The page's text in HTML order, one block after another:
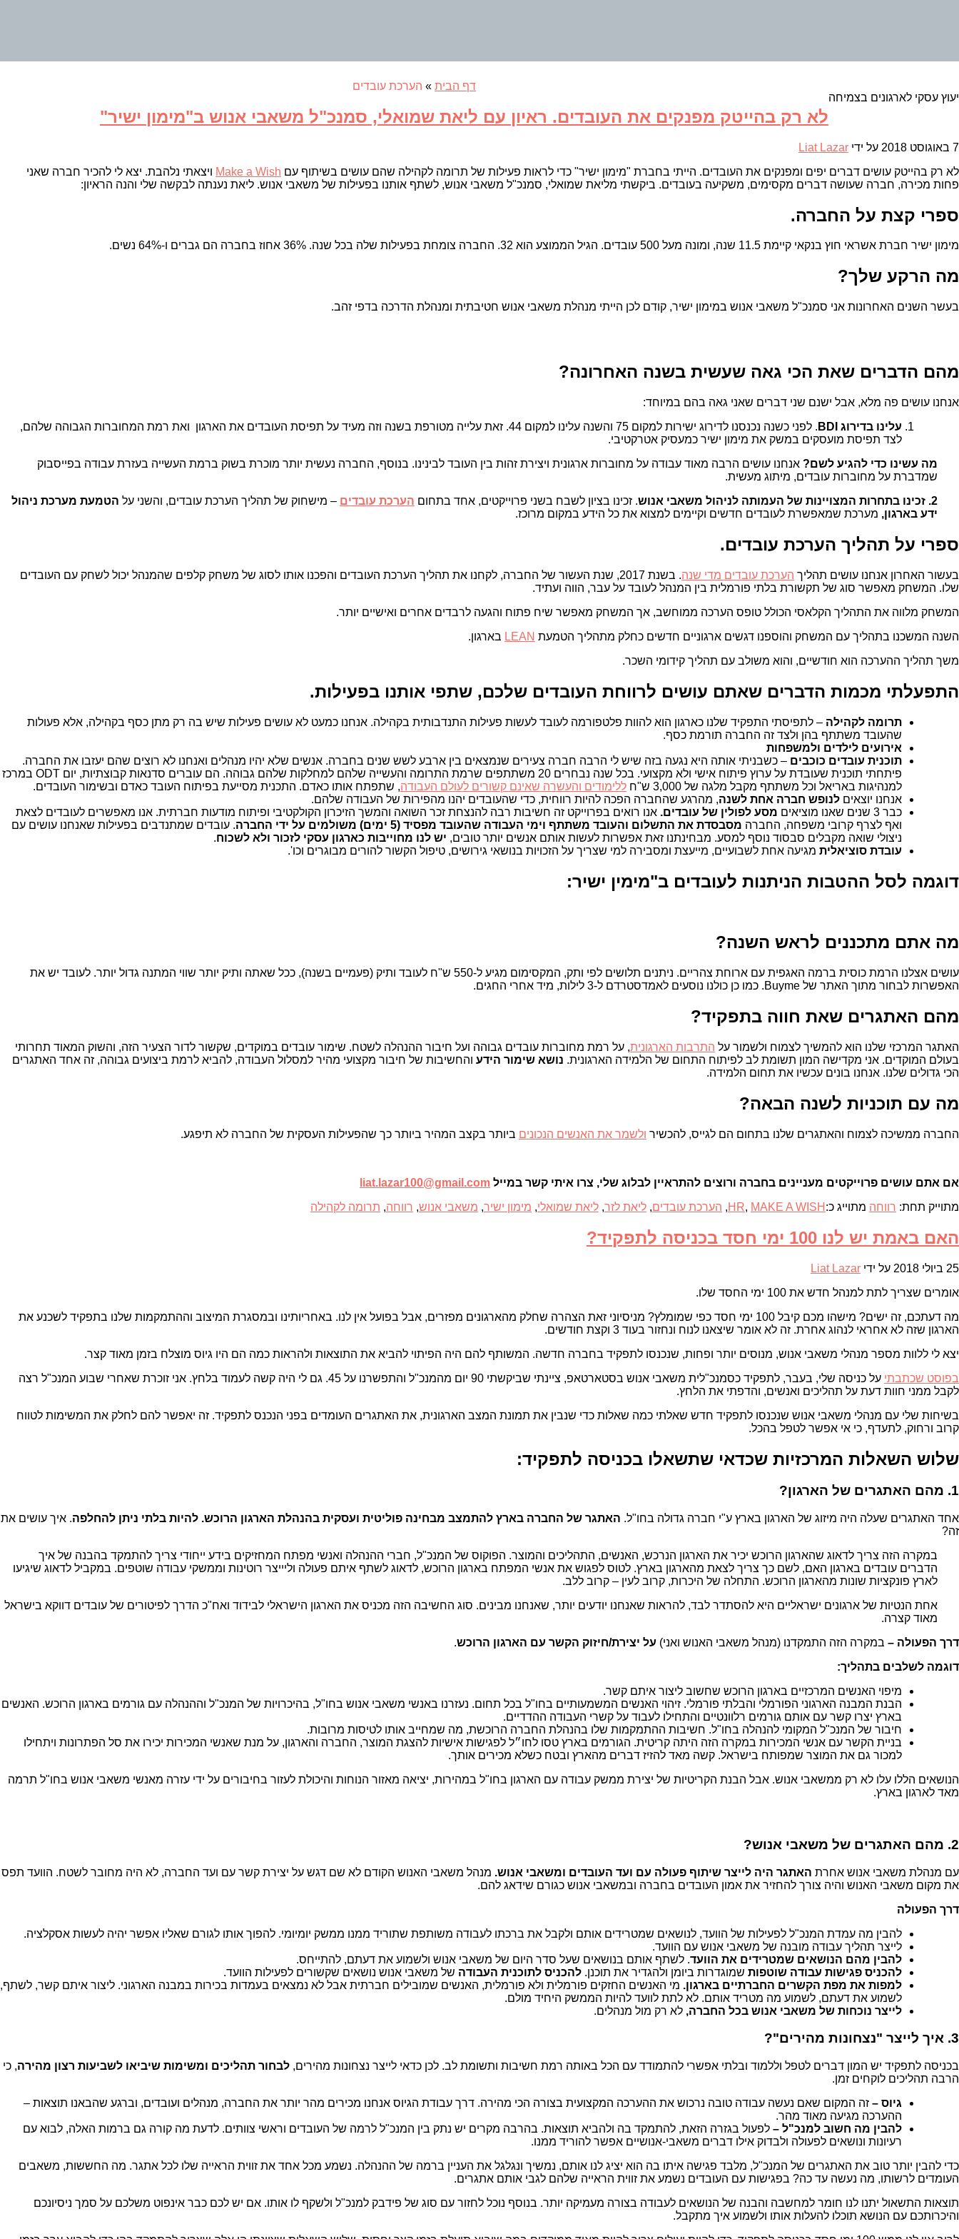
יעוץ עסקי לארגונים בצמיחה
דף הבית » הערכת עובדים
לא רק בהייטק מפנקים את העובדים. ראיון עם ליאת שמואלי, סמנכ"ל משאבי אנוש ב"מימון ישיר"
7 באוגוסט 2018 על ידי Liat Lazar
לא רק בהייטק עושים דברים יפים ומפנקים את העובדים. הייתי בחברת "מימון ישיר" כדי לראות פעילות של תרומה לקהילה שהם עושים בשיתוף עם Make a Wish ויצאתי נלהבת. יצא לי להכיר חברה שאני
פחות מכירה, חברה שעושה דברים מקסימים, משקיעה בעובדים. ביקשתי מליאת שמואלי, סמנכ"ל משאבי אנוש, לשתף אותנו בפעילות של משאבי אנוש. ליאת נענתה לבקשה שלי והנה הראיון:
ספרי קצת על החברה.
מימון ישיר חברת אשראי חוץ בנקאי קיימת 11.5 שנה, ומונה מעל 500 עובדים. הגיל הממוצע הוא 32. החברה צומחת בפעילות שלה בכל שנה. 36% אחוז בחברה הם גברים ו-64% נשים.
מה הרקע שלך?
בעשר השנים האחרונות אני סמנכ"ל משאבי אנוש במימון ישיר, קודם לכן הייתי מנהלת משאבי אנוש חטיבתית ומנהלת הדרכה בדפי זהב.
מהם הדברים שאת הכי גאה שעשית בשנה האחרונה?
אנחנו עושים פה מלא, אבל ישנם שני דברים שאני גאה בהם במיוחד:
עלינו בדירוג BDI
. לפני כשנה נכנסנו לדירוג ישירות למקום 75 והשנה עלינו למקום 44. זאת עלייה מטורפת בשנה וזה מעיד על תפיסת העובדים את הארגון ואת רמת המחוברות הגבוהה שלהם,
לצד תפיסת מועסקים במשק את מימון ישיר כמעסיק אטרקטיבי.
מה עשינו כדי להגיע לשם? אנחנו עושים הרבה מאוד עבודה על מחוברות ארגונית ויצירת זהות בין העובד לבינינו. בנוסף, החברה נעשית יותר מוכרת בשוק ברמת העשייה בעזרת עבודה בפייסבוק
שמדברת על מחוברות עובדים, מיתוג מעשית.
2. זכינו בתחרות המצויינות של העמותה לניהול משאבי אנוש
. זכינו בציון לשבח בשני פרוייקטים, אחד בתחום הערכת עובדים – מישחוק של תהליך הערכת עובדים, והשני על הטמעת מערכת ניהול
ידע בארגון, מערכת שמאפשרת לעובדים חדשים וקיימים למצוא את כל הידע במקום מרוכז.
ספרי על תהליך הערכת עובדים.
בעשור האחרון אנחנו עושים תהליך הערכת עובדים מדי שנה
. בשנת 2017, שנת העשור של החברה, לקחנו את תהליך הערכת העובדים והפכנו אותו לסוג של משחק קלפים שהמנהל יכול לשחק עם העובדים
שלו. המשחק מאפשר סוג של תקשורת בלתי פורמלית בין המנהל לעובד על עבר, הווה ועתיד.
המשחק מלווה את התהליך הקלאסי הכולל טופס הערכה ממוחשב, אך המשחק מאפשר שיח פתוח והגעה לרבדים אחרים ואישיים יותר.
השנה המשכנו בתהליך עם המשחק והוספנו דגשים ארגוניים חדשים כחלק מתהליך הטמעת LEAN בארגון.
משך תהליך ההערכה הוא חודשיים, והוא משולב עם תהליך קידומי השכר.
התפעלתי מכמות הדברים שאתם עושים לרווחת העובדים שלכם, שתפי אותנו בפעילות.
תרומה לקהילה – לתפיסתי התפקיד שלנו כארגון הוא להוות פלטפורמה לעובד לעשות פעילות התנדבותית בקהילה. אנחנו כמעט לא עושים פעילות שיש בה רק מתן כסף בקהילה, אלא פעולות
שהעובד משתתף בהן ולצד זה החברה תורמת כסף.
אירועים לילדים ולמשפחות
תוכנית עובדים כוכבים – כשבניתי אותה היא נגעה בזה שיש לי הרבה חברה צעירים שנמצאים בין ארבע לשש שנים בחברה. אנשים שלא יהיו מנהלים ואנחנו לא רוצים שהם יעזבו את החברה.
פיתחתי תוכנית שעובדת על ערוץ פיתוח אישי ולא מקצועי. בכל שנה נבחרים 20 משתתפים שרמת התרומה והעשייה שלהם למחלקות שלהם גבוהה. הם עוברים סדנאות קבוצתיות, יום ODT במרכז
למנהיגות באריאל וכל משתתף מקבל מלגה של 3,000 ש"ח
ללימודים והעשרה שאינם קשורים לעולם העבודה, שתפתח אותו כאדם. התכנית מסייעת בפיתוח העובד כאדם ובשימור העובדים.
אנחנו יוצאים לנופש חברה אחת לשנה, מהרגע שהחברה הפכה להיות רווחית, כדי שהעובדים יהנו מהפירות של העבודה שלהם.
כבר 3 שנים שאנו מוציאים
מסע לפולין של עובדים. אנו רואים בפרוייקט זה חשיבות רבה להנצחת זכר השואה והמשך הזיכרון הקולקטיבי ופיתוח מודעות חברתית. אנו מאפשרים לעובדים לצאת
ואף לצרף קרובי משפחה, החברה מסבסדת את התשלום והעובד משתתף וימי העבודה שהעובד מפסיד (5 ימים) משולמים על ידי החברה
. עובדים שמתנדבים בפעילות שאנחנו עושים עם
ניצולי שואה מקבלים סבסוד נוסף למסע. מבחינתנו זאת אפשרות לעשות אותם אנשים יותר טובים, יש לנו מחוייבות כארגון עסקי לזכור ולא לשכוח.
עובדת סוציאלית מגיעה אחת לשבועיים, מייעצת ומסבירה למי שצריך על הזכויות בנושאי גירושים, טיפול הקשור להורים מבוגרים וכו'.
דוגמה לסל ההטבות הניתנות לעובדים ב"מימין ישיר:
מה אתם מתכננים לראש השנה?
עושים אצלנו הרמת כוסית ברמה האגפית עם ארוחת צהריים. ניתנים תלושים לפי ותק, המקסימום מגיע ל-550 ש"ח לעובד ותיק (פעמיים בשנה), ככל שאתה ותיק יותר שווי המתנה גדול יותר. לעובד יש את
האפשרות לבחור מתוך האתר של Buyme. כמו כן כולנו נוסעים לאמדסטרדם ל-3 לילות, מיד אחרי החגים.
מהם האתגרים שאת חווה בתפקיד?
האתגר המרכזי שלנו הוא להמשיך לצמוח ולשמור על התרבות הארגונית, על רמת מחוברות עובדים גבוהה ועל חיבור ההנהלה לשטח. שימור עובדים במוקדים, שקשור לדור הצעיר הזה, והשוק המאוד תחרותי
בעולם המוקדים. אני מקדישה המון תשומת לב לפיתוח התחום של הלמידה הארגונית. נושא שימור הידע והחשיבות של חיבור מקצועי מהיר למסלול העבודה, להביא לרמת ביצועים גבוהה, זה אחד האתגרים
הכי גדולים שלנו. אנחנו בונים עכשיו את תחום הלמידה.
מה עם תוכניות לשנה הבאה?
החברה ממשיכה לצמוח והאתגרים שלנו בתחום הם לגייס, להכשיר ולשמר את האנשים הנכונים ביותר בקצב המהיר ביותר כך שהפעילות העסקית של החברה לא תיפגע.
אם אתם עושים פרוייקטים מעניינים בחברה ורוצים להתראיין לבלוג שלי, צרו איתי קשר במייל liat.lazar100@gmail.com
מתוייק תחת: רווחה מתוייג כ: HR, MAKE A WISH
, הערכת עובדים, ליאת לזר, ליאת שמואלי, מימון ישיר, משאבי אנוש, רווחה, תרומה לקהילה
האם באמת יש לנו 100 ימי חסד בכניסה לתפקיד?
25 ביולי 2018 על ידי Liat Lazar
אומרים שצריך לתת למנהל חדש את 100 ימי החסד שלו.
מה דעתכם, זה ישים? מישהו מכם קיבל 100 ימי חסד כפי שמומלץ? מניסיוני זאת הצהרה שחלק מהארגונים מפזרים, אבל בפועל אין לנו. באחריותינו ובמסגרת המיצוב וההתמקמות שלנו בתפקיד לשכנע את
הארגון שזה לא אחראי לנהוג אחרת. זה לא אומר שיצאנו לנוח ונחזור בעוד 3 וקצת חודשים.
יצא לי ללוות מספר מנהלי משאבי אנוש, מנוסים יותר ופחות, שנכנסו לתפקיד בחברה חדשה. המשותף להם היה הפיתוי להביא את התוצאות ולהראות כמה הם היו גיוס מוצלח בזמן מאוד קצר.
בפוסט שכתבתי
על כניסה שלי, בעבר, לתפקיד כסמנכ"לית משאבי אנוש בסטארטאפ, ציינתי שביקשתי 90 יום מהמנכ"ל והתפשרנו על 45. גם לי היה קשה לעמוד בלחץ. אני זוכרת שאחרי שבוע המנכ"ל רצה
לקבל ממני חוות דעת על תהליכים ואנשים, והדפתי את הלחץ.
בשיחות שלי עם מנהלי משאבי אנוש שנכנסו לתפקיד חדש שאלתי כמה שאלות כדי שנבין את תמונת המצב הארגונית, את האתגרים העומדים בפני הנכנס לתפקיד. זה יאפשר להם לחלק את המשימות לטווח
קרוב ורחוק, לתעדף, כי אי אפשר לטפל בהכל.
שלוש השאלות המרכזיות שכדאי שתשאלו בכניסה לתפקיד:
1. מהם האתגרים של הארגון?
אחד האתגרים שעלה היה מיזוג של הארגון בארץ ע"י חברה גדולה בחו"ל. האתגר של החברה בארץ להתמצב מבחינה פוליטית ועסקית בהנהלת הארגון הרוכש. להיות בלתי ניתן להחלפה. איך עושים את
זה?
במקרה הזה צריך לדאוג שהארגון הרוכש יכיר את הארגון הנרכש, האנשים, התהליכים והמוצר. הפוקוס של המנכ"ל, חברי ההנהלה ואנשי מפתח המחזיקים בידע ייחודי צריך להתמקד בהבנה של איך
הדברים עובדים בארגון האם, לשם כך צריך לצאת מהארגון בארץ. לטוס לפגוש את אנשי המפתח בארגון הרוכש, לדאוג לשתף איתם פעולה וליייצר רוטינות וממשקי עבודה שוטפים. במקביל לדאוג שיגיעו
לארץ פונקציות שונות מהארגון הרוכש. התחלה של היכרות, קרוב לעין – קרוב ללב.
אחת הנטיות של ארגונים ישראליים היא להסתדר לבד, להראות שאנחנו יודעים יותר, שאנחנו מבינים. סוג החשיבה הזה מכניס את הארגון הישראלי לבידוד ואח"כ הדרך לפיטורים של עובדים דווקא בישראל
מאוד קצרה.
דרך הפעולה – במקרה הזה התמקדנו (מנהל משאבי האנוש ואני) על יצירת/חיזוק הקשר עם הארגון הרוכש.
דוגמה לשלבים בתהליך:
מיפוי האנשים המרכזיים בארגון הרוכש שחשוב ליצור איתם קשר.
הבנת המבנה הארגוני הפורמלי והבלתי פורמלי. זיהוי האנשים המשמעותיים בחו"ל בכל תחום. נעזרנו באנשי משאבי אנוש בחו"ל, בהיכרויות של המנכ"ל וההנהלה עם גורמים בארגון הרוכש. האנשים
בארץ יצרו קשר עם אותם גורמים רלוונטיים והתחילו לעבוד על קשרי העבודה ההדדיים.
חיבור של המנכ"ל המקומי להנהלה בחו"ל. חשיבות ההתמקמות שלו בהנהלת החברה הרוכשת, מה שמחייב אותו לטיסות מרובות.
בניית הקשר עם אנשי המכירות במקרה הזה היתה קריטית. הגורמים בארץ טסו לחו״ל לפגישות אישיות להצגת המוצר, החברה והארגון, על מנת שאנשי המכירות יכירו את סל הפתרונות ויתחילו
למכור גם את המוצר שמפותח בישראל. קשה מאד להזיז דברים מהארץ ובטח כשלא מכירים אותך.
הנושאים הללו עלו לא רק ממשאבי אנוש. אבל הבנת הקריטיות של יצירת ממשק עבודה עם הארגון בחו"ל במהירות, יציאה מאזור הנוחות והיכולת לעזור בחיבורים על ידי עזרה מאנשי משאבי אנוש בחו"ל תרמה
מאד לארגון בארץ.
2. מהם האתגרים של משאבי אנוש?
עם מנהלת משאבי אנוש אחרת האתגר היה לייצר שיתוף פעולה עם ועד העובדים ומשאבי אנוש. מנהל משאבי האנוש הקודם לא שם דגש על יצירת קשר עם ועד החברה, לא היה מחובר לשטח. הוועד תפס
את מקום משאבי האנוש והיה צורך להחזיר את אמון העובדים בחברה ובמשאבי אנוש כגורם שידאג להם.
דרך הפעולה
להבין מה עמדת המנכ"ל לפעילות של הוועד, לנושאים שמטרידים אותם ולקבל את ברכתו לעבודה משותפת שתוריד ממנו ממשק יומיומי. להפוך אותו לגורם שאליו אפשר יהיה לעשות אסקלציה.
לייצר תהליך עבודה מובנה של משאבי אנוש עם הוועד.
להבין מהם הנושאים שמטרידים את הוועד. לשתף אותם בנושאים שעל סדר היום של משאבי אנוש ולשמוע את דעתם, להתייחס.
להכניס פגישות עבודה שוטפות שמוגדרות ביומן ולהגדיר את תוכנן. להכניס לתוכנית העבודה של משאבי אנוש נושאים שקשורים לפעילות הוועד.
למפות את מפת הקשרים החברתיים בארגון. מי האנשים החזקים פורמלית ולא פורמלית, האנשים שמובילים חברתית אבל לא נמצאים בעמדות בכירות במבנה הארגוני. ליצור איתם קשר, לשתף,
לשמוע את דעתם, לשמוע מה מטריד אותם. לא לתת לוועד להיות הממשק היחיד מולם.
לייצר נוכחות של משאבי אנוש בכל החברה, לא רק מול מנהלים.
3. איך לייצר "נצחונות מהירים"?
בכניסה לתפקיד יש המון דברים לטפל וללמוד ובלתי אפשרי להתמודד עם הכל באותה רמת חשיבות ותשומת לב. לכן כדאי לייצר נצחונות מהירים, לבחור תהליכים ומשימות שיביאו לשביעות רצון מהירה, כי
הרבה תהליכים לוקחים זמן.
גיוס – זה המקום שאם נעשה עבודה טובה נרכוש את ההערכה המקצועית בצורה הכי מהירה. דרך עבודת הגיוס אנחנו מכירים מהר יותר את החברה, מנהלים ועובדים, וברגע שהבאנו תוצאות –
ההערכה מגיעה מאוד מהר.
להבין מה חשוב למנכ"ל – לפעול בגזרה הזאת, להתמקד בה ולהביא תוצאות. בהרבה מקרים יש נתק בין המנכ"ל לרמה של העובדים וראשי צוותים. לדעת מה קורה גם ברמות האלה, לבוא עם
רעיונות ונושאים לפעולה ולבדוק אילו דברים משאבי-אנושיים אפשר להוריד ממנו.
כדי להבין יותר טוב את האתגרים של המנכ"ל, מלבד פגישה איתו בה הוא יציג לנו אותם, נמשיך ונגלגל את העניין ברמה של ההנהלה. נשמע מכל אחד את זווית הראייה שלו לכל אתגר. מה החששות, משאבים
העומדים לרשותו, מה נעשה עד כה? בפגישות עם העובדים נשמע את זווית הראייה שלהם לגבי אותם אתגרים.
תוצאות התשאול יתנו לנו חומר למחשבה והבנה של הנושאים לעבודה בצורה מעמיקה יותר. בנוסף נוכל לחזור עם סוג של פידבק למנכ"ל ולשקף לו אותו. אם יש לכם כבר אינפוט משלכם על סמך ניסיונכם
והיכרותכם עם הנושא תוכלו להעלות אותו ולשמוע איך מתקבל.